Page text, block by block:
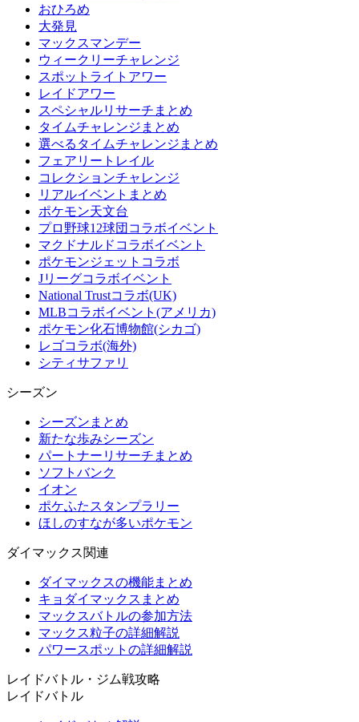
おひろめ
大発見
マックスマンデー
ウィークリーチャレンジ
スポットライトアワー
レイドアワー
スペシャルリサーチまとめ
タイムチャレンジまとめ
選べるタイムチャレンジまとめ
フェアリートレイル
コレクションチャレンジ
リアルイベントまとめ
ポケモン天文台
プロ野球12球団コラボイベント
マクドナルドコラボイベント
ポケモンジェットコラボ
Jリーグコラボイベント
National Trustコラボ(UK)
MLBコラボイベント(アメリカ)
ポケモン化石博物館(シカゴ)
レゴコラボ(海外)
シティサファリ
シーズン
シーズンまとめ
新たな歩みシーズン
パートナーリサーチまとめ
ソフトバンク
イオン
ポケふたスタンプラリー
ほしのすなが多いポケモン
ダイマックス関連
ダイマックスの機能まとめ
キョダイマックスまとめ
マックスバトルの参加方法
マックス粒子の詳細解説
パワースポットの詳細解説
レイドバトル・ジム戦攻略
レイドバトル